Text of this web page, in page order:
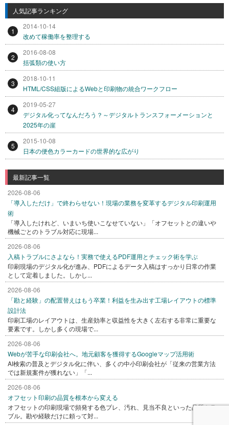
人気記事ランキング
1
2014-10-14
改めて稼働率を整理する
2
2016-08-08
括弧類の使い方
3
2018-10-11
HTML/CSS組版によるWebと印刷物の統合ワークフロー
4
2019-05-27
デジタル化ってなんだろう？～デジタルトランスフォーメーションと
2025年の崖
5
2015-10-08
日本の便色カラーカードの世界的な広がり
最新記事一覧
2026-08-06
「導入しただけ」で終わらせない！現場の業務を変革するデジタル印刷運用
術
「導入したけれど、いまいち使いこなせていない」「オフセットとの違いや
機械ごとのトラブル対応に現場...
2026-08-06
入稿トラブルにさよなら！実務で使えるPDF運用とチェック術を学ぶ
印刷現場のデジタル化が進み、PDFによるデータ入稿はすっかり日常の作業
として定着しました。しかし...
2026-08-06
「勘と経験」の配置替えはもう卒業！利益を生み出す工場レイアウトの標準
設計法
印刷工場のレイアウトは、生産効率と収益性を大きく左右する非常に重要な
要素です。しかし多くの現場で...
2026-08-06
Webが苦手な印刷会社へ。地元顧客を獲得するGoogleマップ活用術
AI検索の普及とデジタル化に伴い、多くの中小印刷会社が「従来の営業方法
では新規案件が獲れない」「...
2026-08-06
オフセット印刷の品質を根本から変える
オフセットの印刷現場で頻発する色ブレ、汚れ、見当不良といった品質トラ
ブル。勘や経験だけに頼って対...